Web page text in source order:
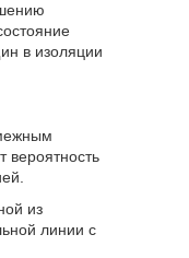
в изоляции
вероятность
из
линии с